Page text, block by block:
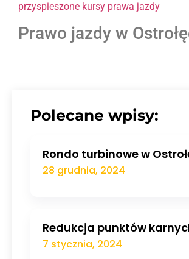
przyspieszone kursy prawa jazdy
Prawo jazdy w
Polecane wpisy:
Rondo turbinowe w
28 grudnia, 2024
Redukcja punktów
7 stycznia, 2024